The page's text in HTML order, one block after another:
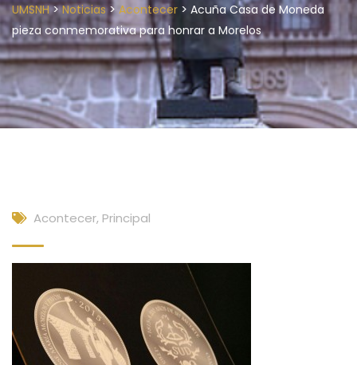
UMSNH>Noticias> Acontecer > Acuña Casa de Moneda
pieza conmemorativa para honrar a Morelos
Acontecer, Principal